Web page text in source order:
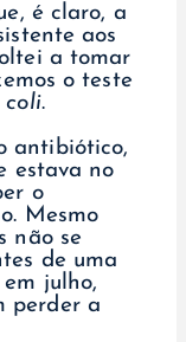
é claro, a
aos
a tomar
o teste
coli.
antibiótico,
estava no
o
Mesmo
não se
de uma
julho,
perder a